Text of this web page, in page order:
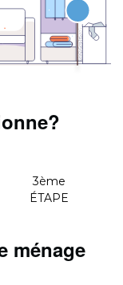
3ème
ÉTAPE
ménage